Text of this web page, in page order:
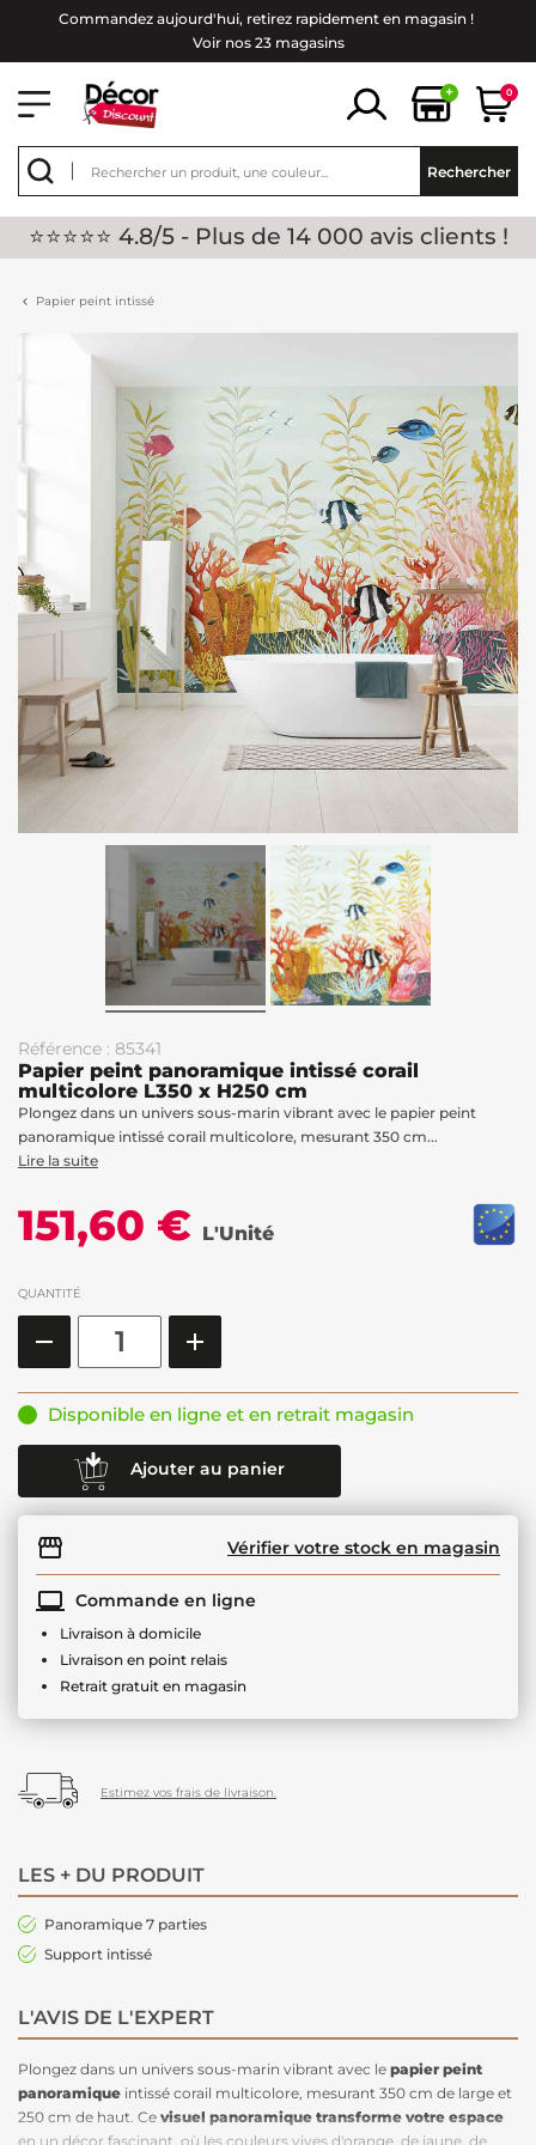
Commandez aujourd'hui, retirez rapidement en magasin !
Voir nos 23 magasins
+ 0
Rechercher
⭐⭐⭐⭐⭐ 4.8/5 - Plus de 14 000 avis clients !
Papier peint intissé
Référence : 85341
Papier peint panoramique intissé corail
multicolore L350 x H250 cm
Plongez dans un univers sous-marin vibrant avec le papier peint
panoramique intissé corail multicolore, mesurant 350 cm...
Lire la suite
151,60 € L'Unité
QUANTITÉ
Disponible en ligne et en retrait magasin
Ajouter au panier
Vérifier votre stock en magasin
Commande en ligne
Livraison à domicile
Livraison en point relais
Retrait gratuit en magasin
Estimez vos frais de livraison.
LES + DU PRODUIT
Panoramique 7 parties
Support intissé
L'AVIS DE L'EXPERT
Plongez dans un univers sous-marin vibrant avec le papier peint
panoramique intissé corail multicolore, mesurant 350 cm de large et
250 cm de haut. Ce visuel panoramique transforme votre espace
en un décor fascinant, où les couleurs vives d'orange, de jaune, de